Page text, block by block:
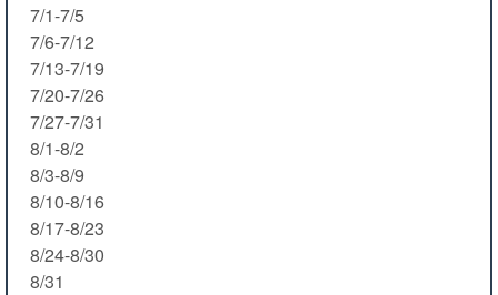
7/1-7/5
7/6-7/12
7/13-7/19
7/20-7/26
7/27-7/31
8/1-8/2
8/3-8/9
8/10-8/16
8/17-8/23
8/24-8/30
8/31